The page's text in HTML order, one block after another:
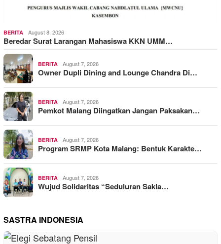
BERITA August 8, 2026
Beredar Surat Larangan Mahasiswa KKN UMM…
BERITA August 7, 2026
Owner Dupli Dining and Lounge Chandra Di…
BERITA August 7, 2026
Pemkot Malang Diingatkan Jangan Paksakan…
BERITA August 7, 2026
Program SRMP Kota Malang: Bentuk Karakte…
BERITA August 7, 2026
Wujud Solidaritas “Seduluran Sakla…
SASTRA INDONESIA